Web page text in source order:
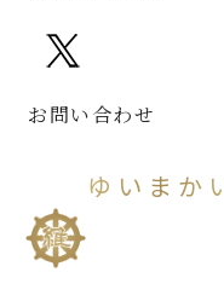
お問い合わせ
維摩會
ゆいまか